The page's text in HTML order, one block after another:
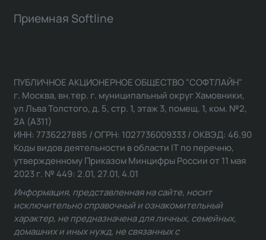
Приемная Softline
ПУБЛИЧНОЕ АКЦИОНЕРНОЕ ОБЩЕСТВО "СОФТЛАЙН"
г. Москва, вн.тер. г. муниципальный округ Хамовники,
ул Льва Толстого, д. 5, стр. 1, этаж 3, помещ. 1, ком. №2,
2А (А311)
ИНН: 7736227885 / ОГРН: 1027736009333 / ОКВЭД: 46.90
Коды видов деятельности в области IT по перечню,
утвержденному Приказом Минцифры России от 11 мая
2023 г. № 449: 2.01, 27.01, 4.01
Информация, представленная на сайте, носит
исключительно справочный и ознакомительный
характер, не предназначена для личных, семейных,
домашних и иных нужд, не связанных с